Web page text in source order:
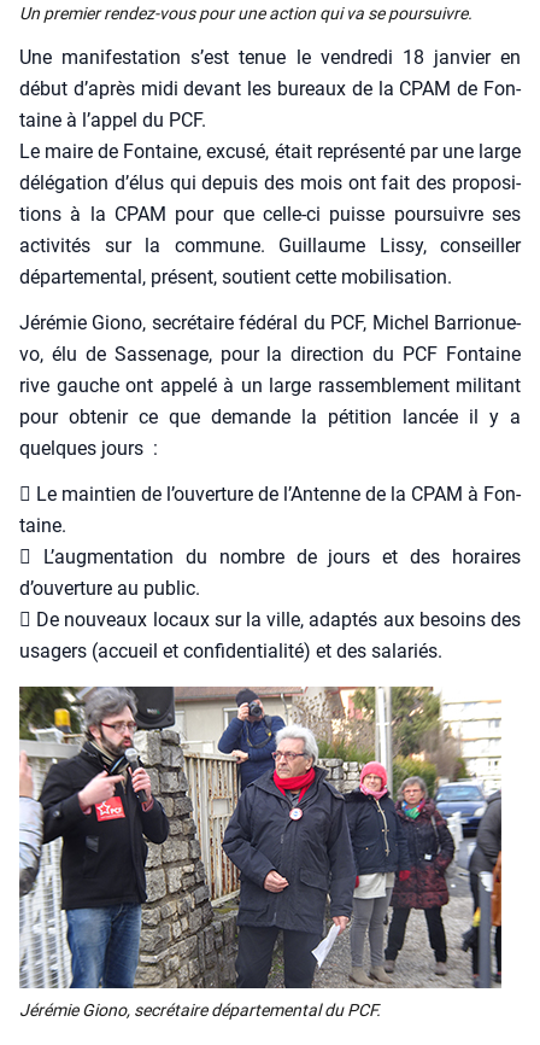
Un pre­mier ren­dez-vous pour une action qui va se pour­suivre.
Une mani­fes­ta­tion s’est tenue le ven­dre­di 18 jan­vier en
début d’après midi devant les bureaux de la CPAM de Fon­
taine à l’appel du PCF.
Le maire de Fon­taine, excu­sé, était repré­sen­té par une large
délé­ga­tion d’élus qui depuis des mois ont fait des pro­po­si­
tions à la CPAM pour que celle-ci puisse pour­suivre ses
acti­vi­tés sur la com­mune. Guillaume Lis­sy, conseiller
dépar­te­men­tal, pré­sent, sou­tient cette mobi­li­sa­tion.
Jéré­mie Gio­no, secré­taire fédé­ral du PCF, Michel Bar­rio­nue­
vo, élu de Sas­se­nage, pour la direc­tion du PCF Fon­taine
rive gauche ont appe­lé à un large ras­sem­ble­ment mili­tant
pour obte­nir ce que demande la péti­tion lan­cée il y a
quelques jours :
 Le main­tien de l’ouverture de l’Antenne de la CPAM à Fon­
taine.
 L’augmentation du nombre de jours et des horaires
d’ouverture au public.
 De nou­veaux locaux sur la ville, adap­tés aux besoins des
usa­gers (accueil et confi­den­tia­li­té) et des sala­riés.
Jéré­mie Gio­no, secré­taire dépar­te­men­tal du PCF.